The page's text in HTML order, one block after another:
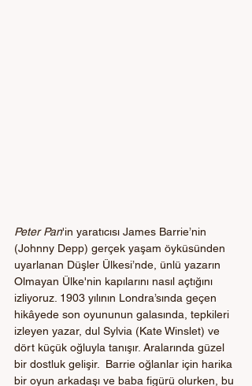
Peter Pan'in yaratıcısı James Barrie’nin
(Johnny Depp) gerçek yaşam öyküsünden
uyarlanan Düşler Ülkesi’nde, ünlü yazarın
Olmayan Ülke'nin kapılarını nasıl açtığını
izliyoruz. 1903 yılının Londra’sında geçen
hikâyede son oyununun galasında, tepkileri
izleyen yazar, dul Sylvia (Kate Winslet) ve
dört küçük oğluyla tanışır. Aralarında güzel
bir dostluk gelişir.  Barrie oğlanlar için harika
bir oyun arkadaşı ve baba figürü olurken, bu